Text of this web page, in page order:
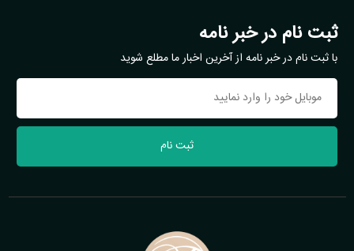
ثبت نام در خبر نامه
با ثبت نام در خبر نامه از آخرین اخبار ما مطلع شوید
ثبت نام